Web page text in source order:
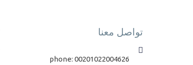
تواصل معنا
phone: 00201022004626